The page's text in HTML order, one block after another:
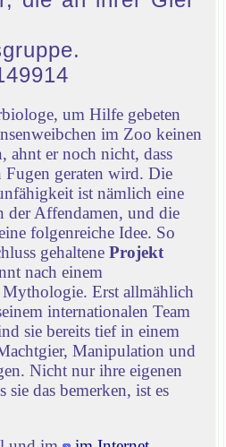
um Hilfe gebeten
im Zoo keinen
ahnt er noch nicht, dass
Fugen geraten wird. Die
ist nämlich eine
der Affendamen, und die
folgenreiche Idee. So
gehaltene Projekt
nach einem
Erst allmählich
internationalen Team
sie bereits tief in einem
Manipulation und
Nicht nur ihre eigenen
das bemerken, ist es